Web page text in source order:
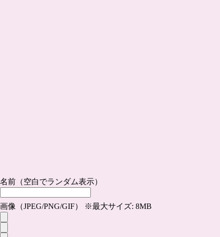
名前（空白でランダム表示）
画像（JPEG/PNG/GIF） ※最大サイズ: 8MB